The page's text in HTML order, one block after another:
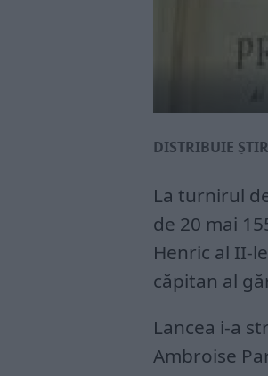
DISTRIBUIE
La turnirul
de 20 mai
Henric al II-
căpitan al
Lancea i-a
Ambroise